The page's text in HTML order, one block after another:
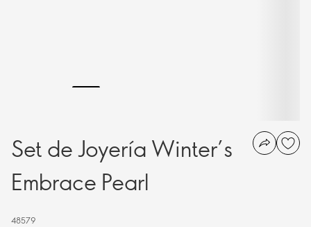
Set de Joyería Winter’s
Embrace Pearl
48579